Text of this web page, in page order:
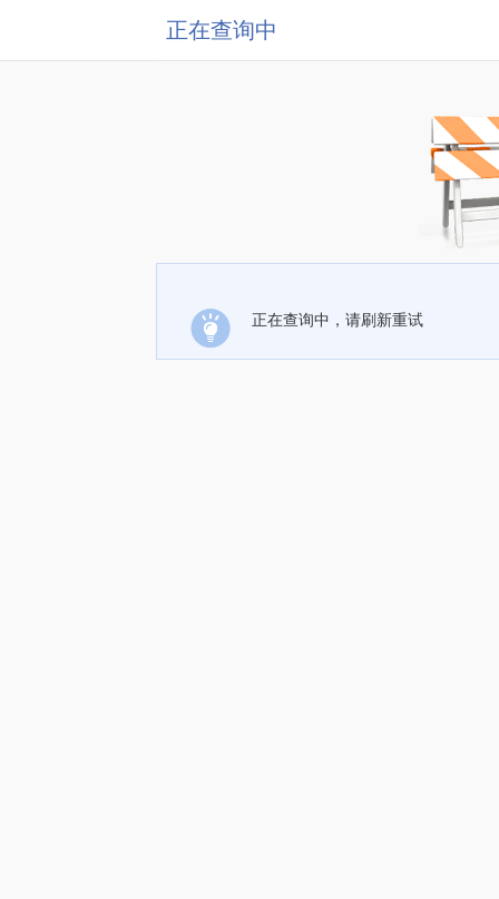
正在查询中
正在查询中，请刷新重试